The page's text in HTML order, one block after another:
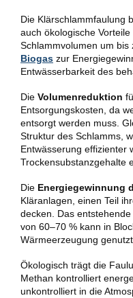
Die Klärschlammfaulung
auch ökologische
Schlammvolumen um
Biogas zur
Entwässerbarkeit des
Die Volumenreduktion
Entsorgungskosten, da
entsorgt werden muss.
Struktur des Schlamms,
Entwässerung effizienter
Trockensubstanzgehalte
Die Energiegewinnung
Kläranlagen, einen Teil
decken. Das
von 60–70 % kann in
Wärmeerzeugung
Ökologisch trägt die
Methan kontrolliert
unkontrolliert in die